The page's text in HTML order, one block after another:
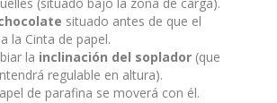
(situado bajo la zona de carga).
situado antes de que el
la Cinta de papel.
la inclinación del soplador (que
regulable en altura).
de parafina se moverá con él.